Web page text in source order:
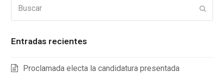
Entradas recientes
Proclamada electa la candidatura presentada